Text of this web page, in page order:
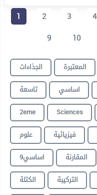
1 2 3 4
9
10
الجذاءات المعتبرة
تاسعة
اساسي
2eme
Sciences
علوم
فيزيائية
9اساسي
المقارنة
الكتلة
التركيبة